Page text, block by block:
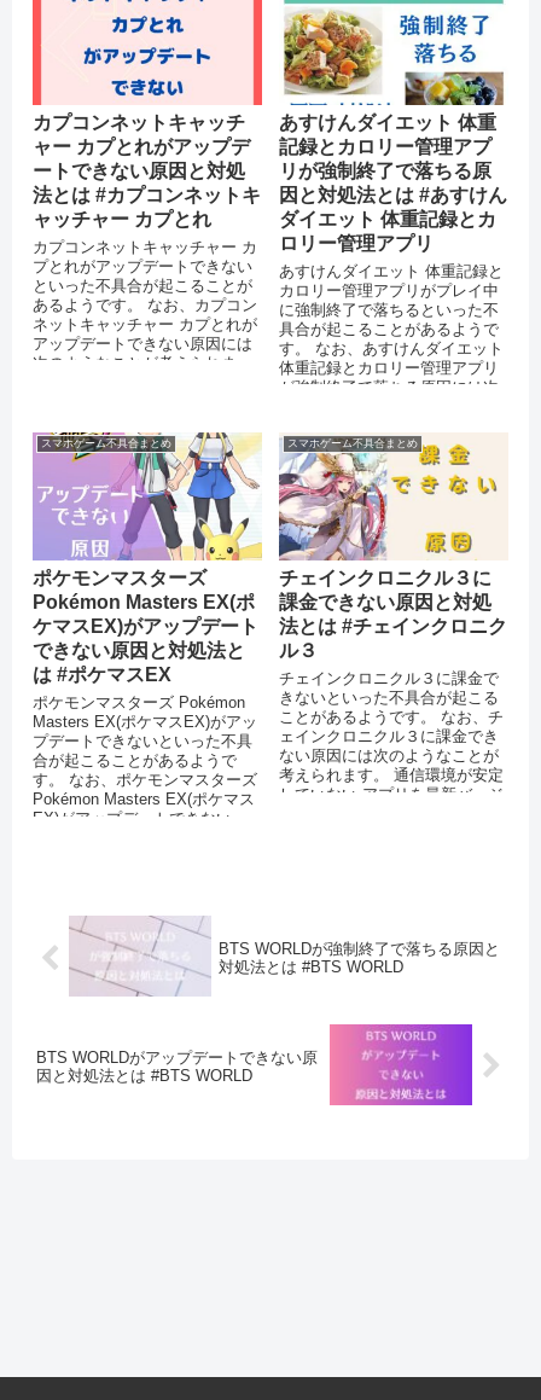
カプコンネットキャッチ
ャー カプとれがアップデ
ートできない原因と対処
法とは #カプコンネットキ
ャッチャー カプとれ
カプコンネットキャッチャー カ
プとれがアップデートできない
といった不具合が起こることが
あるようです。 なお、カプコン
ネットキャッチャー カプとれが
アップデートできない原因には
次のようなことが考えられま
あすけんダイエット 体重
記録とカロリー管理アプ
リが強制終了で落ちる原
因と対処法とは #あすけん
ダイエット 体重記録とカ
ロリー管理アプリ
あすけんダイエット 体重記録と
カロリー管理アプリがプレイ中
に強制終了で落ちるといった不
具合が起こることがあるようで
す。 なお、あすけんダイエット
体重記録とカロリー管理アプリ
が強制終了で落ちる原因には次
スマホゲーム不具合まとめ
ポケモンマスターズ
Pokémon Masters EX(ポ
ケマスEX)がアップデート
できない原因と対処法と
は #ポケマスEX
ポケモンマスターズ Pokémon
Masters EX(ポケマスEX)がアッ
プデートできないといった不具
合が起こることがあるようで
す。 なお、ポケモンマスターズ
Pokémon Masters EX(ポケマス
EX)がアップデートできない...
スマホゲーム不具合まとめ
チェインクロニクル３に
課金できない原因と対処
法とは #チェインクロニク
ル３
チェインクロニクル３に課金で
きないといった不具合が起こる
ことがあるようです。 なお、チ
ェインクロニクル３に課金でき
ない原因には次のようなことが
考えられます。 通信環境が安定
していない アプリを最新バージ
BTS WORLDが強制終了で落ちる原因と
対処法とは #BTS WORLD
BTS WORLDがアップデートできない原
因と対処法とは #BTS WORLD